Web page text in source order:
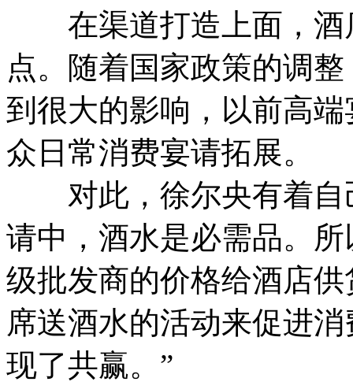
在渠道打造上面，酒
点。随着国家政策的调
到很大的影响，以前高
众日常消费宴请拓展。
对此，徐尔央有着自
请中，酒水是必需品。
级批发商的价格给酒店
席送酒水的活动来促进
现了共赢。”